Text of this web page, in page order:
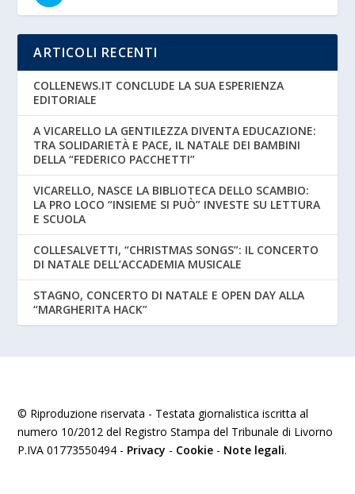
ARTICOLI RECENTI
COLLENEWS.IT CONCLUDE LA SUA ESPERIENZA
EDITORIALE
A VICARELLO LA GENTILEZZA DIVENTA EDUCAZIONE:
TRA SOLIDARIETÀ E PACE, IL NATALE DEI BAMBINI
DELLA “FEDERICO PACCHETTI”
VICARELLO, NASCE LA BIBLIOTECA DELLO SCAMBIO:
LA PRO LOCO “INSIEME SI PUÒ” INVESTE SU LETTURA
E SCUOLA
COLLESALVETTI, “CHRISTMAS SONGS”: IL CONCERTO
DI NATALE DELL’ACCADEMIA MUSICALE
STAGNO, CONCERTO DI NATALE E OPEN DAY ALLA
“MARGHERITA HACK”
© Riproduzione riservata - Testata giornalistica iscritta al
numero 10/2012 del Registro Stampa del Tribunale di Livorno
P.IVA 01773550494 - Privacy - Cookie - Note legali.